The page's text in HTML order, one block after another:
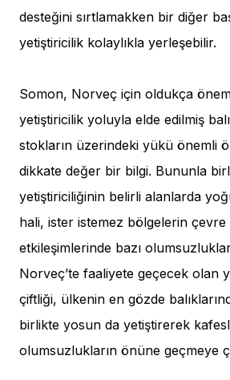
desteğini sırtlamakken bir diğer
yetiştiricilik kolaylıkla yerleşebilir.
Somon, Norveç için oldukça
yetiştiricilik yoluyla elde edilmiş
stokların üzerindeki yükü önemli
dikkate değer bir bilgi. Bununla
yetiştiriciliğinin belirli alanlarda
hali, ister istemez bölgelerin çevre
etkileşimlerinde bazı
Norveç’te faaliyete geçecek olan
çiftliği, ülkenin en gözde
birlikte yosun da yetiştirerek
olumsuzlukların önüne geçmeye